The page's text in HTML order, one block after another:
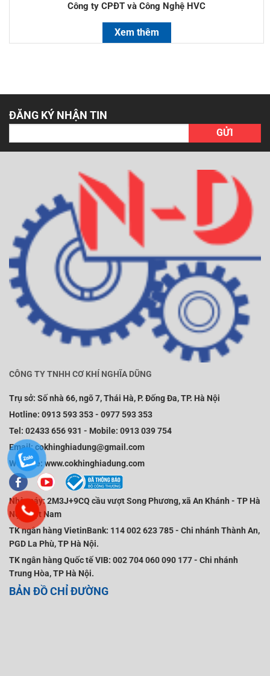
Công ty CPĐT và Công Nghệ HVC
Xem thêm
ĐĂNG KÝ NHẬN TIN
CÔNG TY TNHH CƠ KHÍ NGHĨA DŨNG
Trụ sở: Số nhà 66, ngõ 7, Thái Hà, P. Đống Đa, TP. Hà Nội
Hotline: 0913 593 353- 0977 593 353
Tel: 02433 656 931 - Mobile: 0913 039 754
Email: cokhinghiadung@gmail.com
Website: www.cokhinghiadung.com
Nhà máy:2M3J+9CQ cầu vượt Song Phương, xã An Khánh - TP Hà
Nội, Việt Nam
TK ngân hàng VietinBank: 114 002 623 785 - Chi nhánh Thành An,
PGD La Phù, TP Hà Nội.
TK ngân hàng Quốc tế VIB: 002 704 060 090 177 - Chi nhánh
Trung Hòa, TP Hà Nội.
BẢN ĐỒ CHỈ ĐƯỜNG